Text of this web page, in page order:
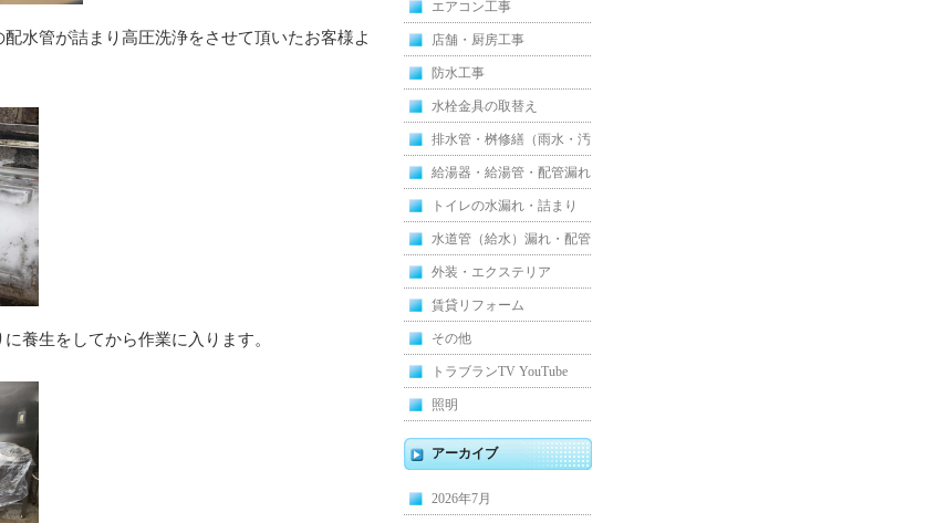
水管が詰まり高圧洗浄をさせて頂いたお客様よ
養生をしてから作業に入ります。
エアコン工事
店舗・厨房工事
防水工事
水栓金具の取替え
排水管・桝修繕（雨水・汚
水）
給湯器・給湯管・配管漏れ
トイレの水漏れ・詰まり
水道管（給水）漏れ・配管
外装・エクステリア
賃貸リフォーム
その他
トラブランTV YouTube
照明
アーカイブ
2026年7月